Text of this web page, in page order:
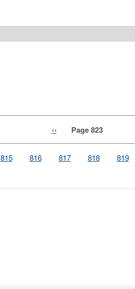
Previous
‹‹ Page 823
Page
815 Page
816 Page
817 Page
818 Page
819